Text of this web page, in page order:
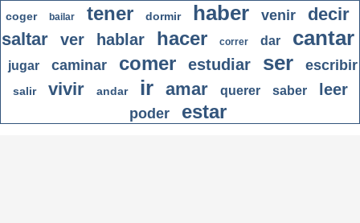
coger bailar tener dormir haber venir
decir
saltar
ver hablar hacer correr dar cantar
jugar caminar comer estudiar ser escribir
salir vivir andar ir amar querer saber leer
poder estar